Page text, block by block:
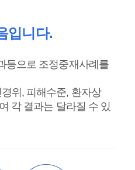
입니다.
등으로 조정중재사례를
위, 피해수준, 환자상
각 결과는 달라질 수 있